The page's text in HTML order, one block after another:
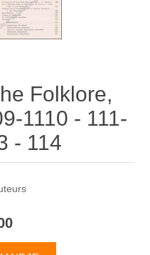
Folklore,
1110 - 111-
- 114